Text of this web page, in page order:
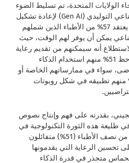
المتحدة، تم تسليط الضوء
على إمكانات الذكاء الاصطناعي التوليدي (Gen AI) لإعادة تشكيل
ممارسات الرعاية الصحية. يعتقد 57% من الأطباء الذين شملهم
يمكن أن يوفر لهم الوقت، حيث
أنه سيمكنهم من تقديم رعاية
أفضل للمرضى. في حين لاحظ 51% منهم استخدام الذكاء
سواء في ممارساتهم الخاصة أو
أخرى، ورأى 47% منهم تطبيقه في شكل روبوتات
بقدرته على فهم وإنتاج نصوص
طليعة هذه الثورة التكنولوجية في
مجال الرعاية الصحية. أكثر من نصف الأطباء (51%) متفائلون
تحسين الرعاية التي يقدمونها
متجذر في قدرة الذكاء